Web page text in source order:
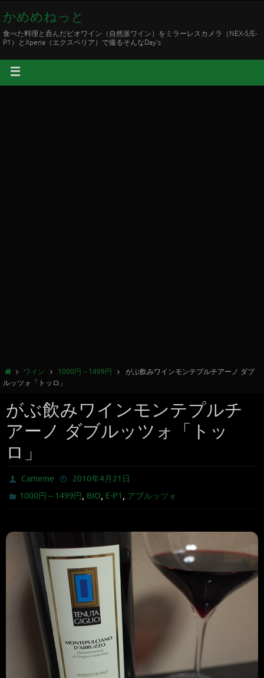
かめめねっと
食べた料理と呑んだビオワイン（自然派ワイン）をミラーレスカメラ（NEX-5/E-
P1）とXperia（エクスペリア）で撮るそんなDay's
ワイン 1000円～1499円
がぶ飲みワインモンテプルチアーノ ダブ
ルッツォ「トッロ」
がぶ飲みワインモンテプルチ
アーノ ダブルッツォ「トッ
ロ」
Cameme
2010年4月21日
1000円～1499円 , BIO, E-P1 , アブルッツォ